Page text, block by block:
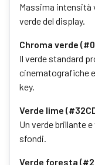
Massima intensità
verde del display.
Chroma verde
Il verde standard
cinematografiche
key.
Verde lime
Un verde brillante
sfondi.
Verde foresta